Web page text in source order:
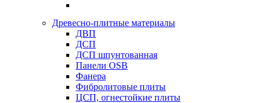
Древесно-плитные материалы
ДВП
ДСП
ДСП шпунтованная
Панели OSB
Фанера
Фибролитовые плиты
ЦСП, огнестойкие плиты